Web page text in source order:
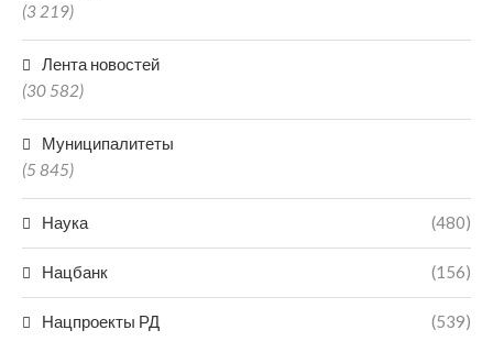
(3 219)
Лента новостей
(30 582)
Муниципалитеты
(5 845)
Наука (480)
Нацбанк (156)
Нацпроекты РД (539)